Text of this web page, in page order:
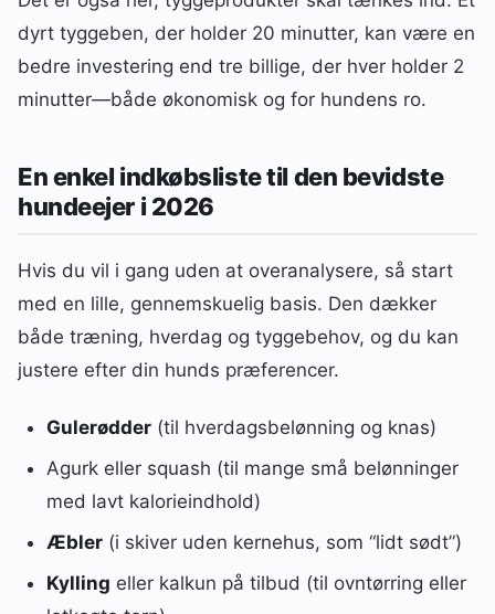
dyrt tyggeben, der holder 20 minutter, kan være en
bedre investering end tre billige, der hver holder 2
minutter—både økonomisk og for hundens ro.
En enkel indkøbsliste til den bevidste
hundeejer i 2026
Hvis du vil i gang uden at overanalysere, så start
med en lille, gennemskuelig basis. Den dækker
både træning, hverdag og tyggebehov, og du kan
justere efter din hunds præferencer.
Gulerødder(til hverdagsbelønning og knas)
Agurk eller squash (til mange små belønninger
med lavt kalorieindhold)
Æbler(i skiver uden kernehus, som “lidt sødt”)
Kylling eller kalkun på tilbud (til ovntørring eller